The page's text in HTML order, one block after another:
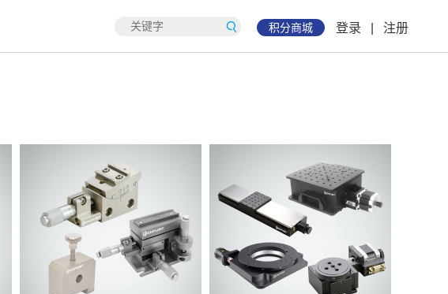
积分商城 登录 注册